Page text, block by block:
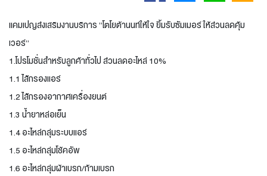
แคมเปญส่งเสริมงานบริการ ”โตโยต้านนท์ให้ใจ ยิ้มรับซัมเมอร์ ให้ส่วนลดคุ้ม
เวอร์”
1.โปรโมชั่นสำหรับลูกค้าทั่วไป ส่วนลดอะไหล่ 10%
1.1 ไส้กรองแอร์
1.2 ไส้กรองอากาศเครื่องยนต์
1.3 น้ำยาหล่อเย็น
1.4 อะไหล่กลุ่มระบบแอร์
1.5 อะไหล่กลุ่มโช้คอัพ
1.6 อะไหล่กลุ่มผ้าเบรก/ก้ามเบรก